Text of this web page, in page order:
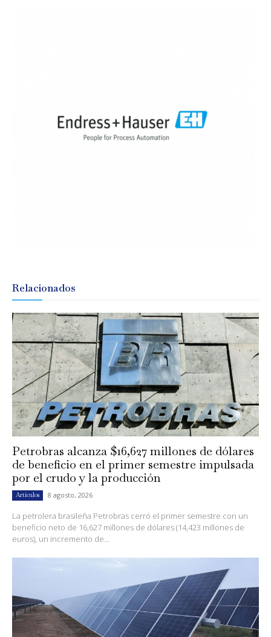
Relacionados
Petrobras alcanza $16,627 millones de dólares
de beneficio en el primer semestre impulsada
por el crudo y la producción
Artículos 8 agosto, 2026
La petrolera brasileña Petrobras cerró el primer semestre con un
beneficio neto de 16,627 millones de dólares (14,423 millones de
euros), un incremento de...